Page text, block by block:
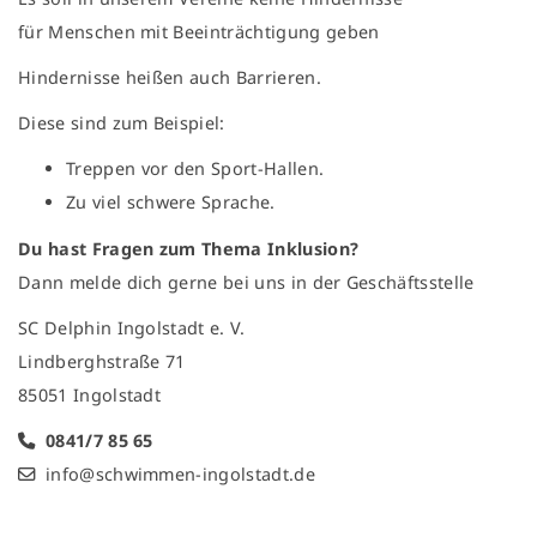
für Menschen mit Beeinträchtigung geben
Hindernisse heißen auch Barrieren.
Diese sind zum Beispiel:
Treppen vor den Sport-Hallen.
Zu viel schwere Sprache.
Du hast Fragen zum Thema Inklusion?
Dann melde dich gerne bei uns in der Geschäftsstelle
SC Delphin Ingolstadt e. V.
Lindberghstraße 71
85051 Ingolstadt
0841/7 85 65
info@schwimmen-ingolstadt.de